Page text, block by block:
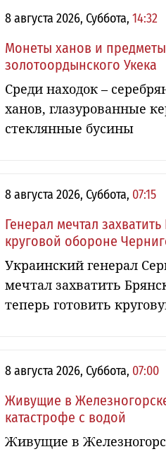
8 августа 2026, Суббота, 14:32
Монеты ханов и
золотоордынского Укека
Среди находок –
ханов, глазурованные
стеклянные бусины
8 августа 2026, Суббота, 07:15
Генерал мечтал
круговой обороне
Украинский генерал
мечтал захватить
теперь готовить
8 августа 2026, Суббота, 07:00
Живущие в
катастрофе с водой
Живущие в